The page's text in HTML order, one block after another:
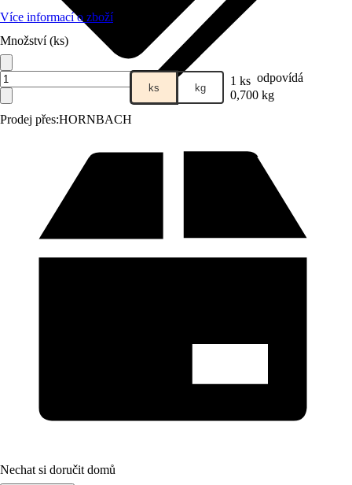
Prodej přes:HORNBACH
Více informací o zboží
Množství (ks)
ks kg 1 ks odpovídá
0,700 kg
Nechat si doručit domů